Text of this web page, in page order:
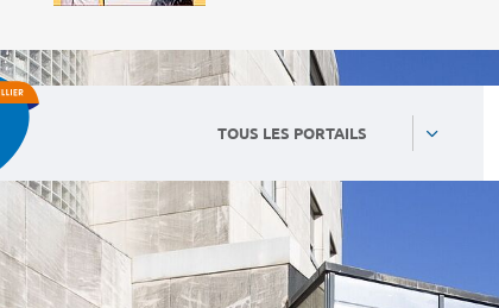
TOUS LES PORTAILS